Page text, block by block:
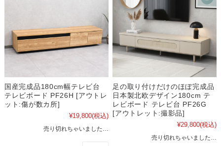
国産完成品180cm幅テレビ台
テレビボード PF26H [アウトレ
ット:傷が数カ所]
¥19,800(税込)
売り切れちゃいました…
足の取り付けだけのほぼ完成品
日本製北欧デザイン180cm テ
レビボード テレビ台 PF26G
[アウトレット:撮影品]
¥29,800(税込)
売り切れちゃいました…